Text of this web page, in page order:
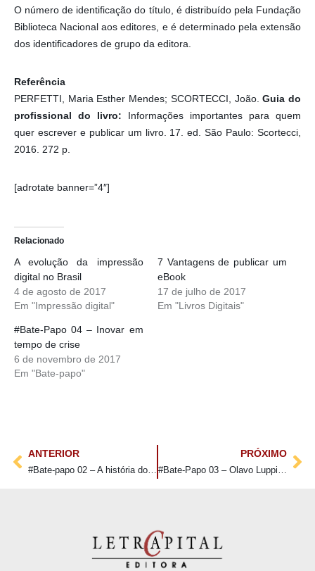
O número de identificação do título, é distribuído pela Fundação
Biblioteca Nacional aos editores, e é determinado pela extensão
dos identificadores de grupo da editora.
Referência
PERFETTI, Maria Esther Mendes; SCORTECCI, João.Guia do
profissional do livro: Informações importantes para quem
quer escrever e publicar um livro. 17. ed. São Paulo: Scortecci,
2016. 272 p.
[adrotate banner=”4″]
Relacionado
A evolução da impressão
digital no Brasil
4 de agosto de 2017
Em "Impressão digital"
7 Vantagens de publicar um
eBook
17 de julho de 2017
Em "Livros Digitais"
#Bate-Papo 04 – Inovar em
tempo de crise
6 de novembro de 2017
Em "Bate-papo"
ANTERIOR
#Bate-papo 02 – A história do Rio de Janeiro
PRÓXIMO
#Bate-Papo 03 – Olavo Luppi, PHD, o primeiro best-seller